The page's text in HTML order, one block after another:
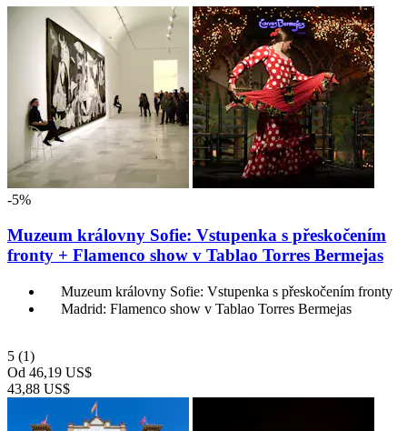
-5%
Muzeum královny Sofie: Vstupenka s přeskočením
fronty + Flamenco show v Tablao Torres Bermejas
Muzeum královny Sofie: Vstupenka s přeskočením fronty
Madrid: Flamenco show v Tablao Torres Bermejas
5 (1)
Od 46,19 US$
43,88 US$